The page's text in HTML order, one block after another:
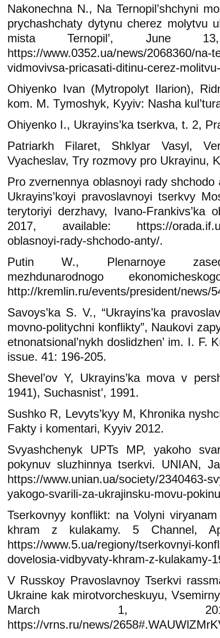
Nakonechna N., Na Ternopil’shchyni
prychashchaty dytynu cherez molytvu
mista Ternopil’, June
https://www.0352.ua/news/2068360/na-
vidmovivsa-pricasati-ditinu-cerez-
Ohiyenko Ivan (Mytropolyt Ilarion),
kom. M. Tymoshyk, Kyyiv: Nasha
Ohiyenko I., Ukrayins’ka tserkva, t. 2,
Patriarkh Filaret, Shklyar Vasyl,
Vyacheslav, Try rozmovy pro Ukrayinu,
Pro zvernennya oblasnoyi rady shchodo
Ukrayins’koyi pravoslavnoyi tserkvy
terytoriyi derzhavy, Ivano-Frankivs’ka
2017, available: https://orada.if.ua/
oblasnoyi-rady-shchodo-anty/.
Putin W., Plenarnoye
mezhdunarodnogo
http://kremlin.ru/events/president/news/
Savoys’ka S. V., “Ukrayins’ka
movno-politychni konflikty”, Naukovi
etnonatsional’nykh doslidzhen’ im. I. F.
issue. 41: 196-205.
Shevel’ov Y, Ukrayins’ka mova v
1941), Suchasnist’, 1991.
Sushko R, Levyts’kyy M, Khronika
Fakty i komentari, Kyyiv 2012.
Svyashchenyk UPTs MP, yakoho
pokynuv sluzhinnya tserkvi. UNIAN,
https://www.unian.ua/society/2340463-
yakogo-svarili-za-ukrajinsku-movu-
Tserkovnyy konflikt: na Volyni
khram z kulakamy. 5 Channel,
https://www.5.ua/regiony/tserkovnyi-
dovelosia-vidbyvaty-khram-z-kulakamy-
V Russkoy Pravoslavnoy Tserkvi
Ukraine kak mirotvorcheskuyu,
March 1,
https://vrns.ru/news/